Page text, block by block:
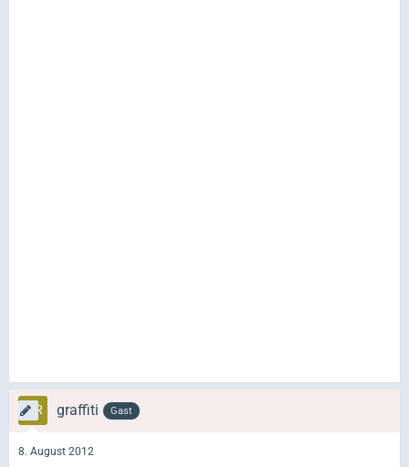
graffiti Gast
8. August 2012